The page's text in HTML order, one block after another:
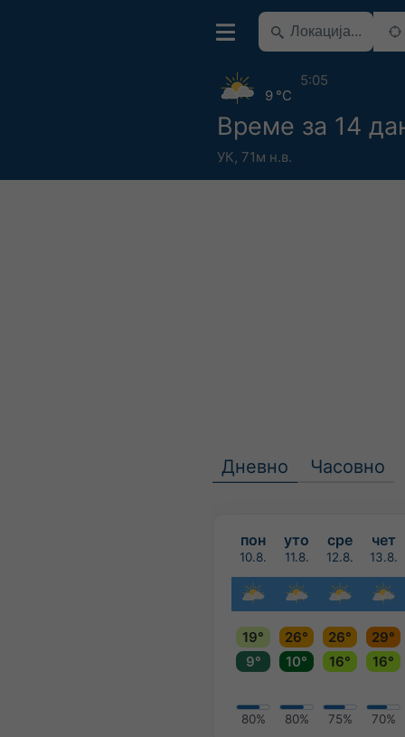
Време за 14
УК, 71м н.в.
9 °C
5:05
Дневно Часовно
пон уто сре чет
10.8. 11.8. 12.8. 13.8.
19° 26° 26°
29°
9°
10° 16° 16°
80% 80% 75% 70%